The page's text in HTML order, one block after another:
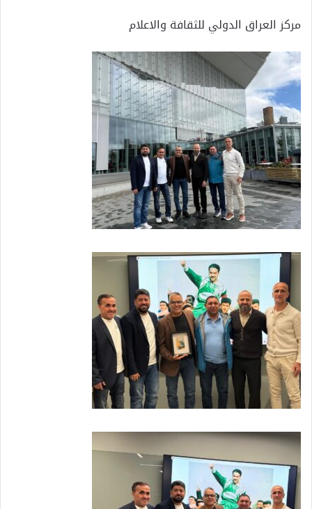
مركز العراق الدولي للثقافة والاعلام